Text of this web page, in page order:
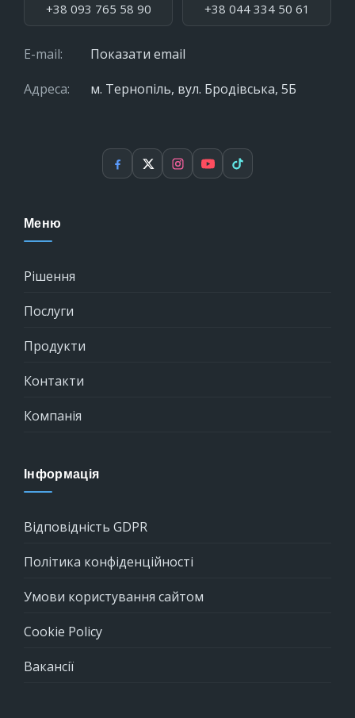
+38 093 765 58 90 +38 044 334 50 61
E-mail:
Показати email
Адреса:
м. Тернопіль, вул. Бродівська, 5Б
Facebook
X Instagram
YouTubeTikTok
Меню
Рішення
Послуги
Продукти
Контакти
Компанія
Інформація
Відповідність GDPR
Політика конфіденційності
Умови користування сайтом
Cookie Policy
Вакансії